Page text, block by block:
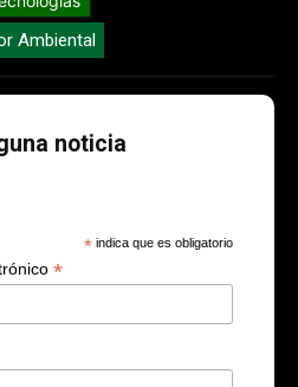
Ambiental
noticia
* indica que es obligatorio
*